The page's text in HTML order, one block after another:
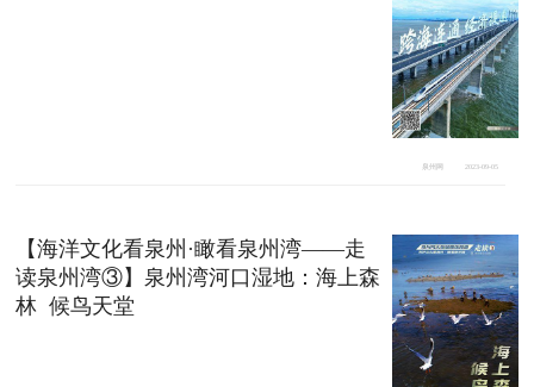
泉州网 2023-09-05
【海洋文化看泉州·瞰看泉州湾——走
读泉州湾③】泉州湾河口湿地：海上森
林 候鸟天堂